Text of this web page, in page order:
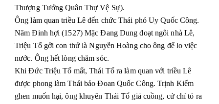
Thượng Tướng Quân Thự Vệ Sự).
Ông làm quan triều Lê đến chức Thái phó Uy Quốc Công.
Năm Đinh hợi (1527) Mặc Đang Dung đoạt ngôi nhà Lê,
Triệu Tổ gởi con thứ là Nguyễn Hoàng cho ông để lo việc
nước. Ông hết lòng chăm sóc.
Khi Đức Triệu Tổ mất, Thái Tổ ra làm quan với triều Lê
được phong làm Thái bảo Đoan Quốc Công. Trịnh Kiểm
ghen muốn hại, ông khuyên Thái Tổ giả cuồng, cử chỉ tỏ ra